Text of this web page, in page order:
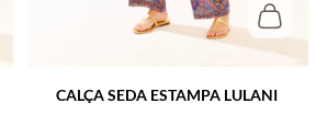
CALÇA SEDA ESTAMPA LULANI